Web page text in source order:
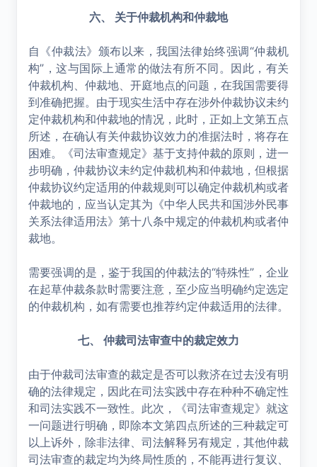
六、 关于仲裁机构和仲裁地
自《仲裁法》颁布以来，我国法律始终强调“仲裁机
构”，这与国际上通常的做法有所不同。因此，有关
仲裁机构、仲裁地、开庭地点的问题，在我国需要得
到准确把握。由于现实生活中存在涉外仲裁协议未约
定仲裁机构和仲裁地的情况，此时，正如上文第五点
所述，在确认有关仲裁协议效力的准据法时，将存在
困难。《司法审查规定》基于支持仲裁的原则，进一
步明确，仲裁协议未约定仲裁机构和仲裁地，但根据
仲裁协议约定适用的仲裁规则可以确定仲裁机构或者
仲裁地的，应当认定其为《中华人民共和国涉外民事
关系法律适用法》第十八条中规定的仲裁机构或者仲
裁地。
需要强调的是，鉴于我国的仲裁法的“特殊性”，企业
在起草仲裁条款时需要注意，至少应当明确约定选定
的仲裁机构，如有需要也推荐约定仲裁适用的法律。
七、 仲裁司法审查中的裁定效力
由于仲裁司法审查的裁定是否可以救济在过去没有明
确的法律规定，因此在司法实践中存在种种不确定性
和司法实践不一致性。此次，《司法审查规定》就这
一问题进行明确，即除本文第四点所述的三种裁定可
以上诉外，除非法律、司法解释另有规定，其他仲裁
司法审查的裁定均为终局性质的，不能再进行复议、